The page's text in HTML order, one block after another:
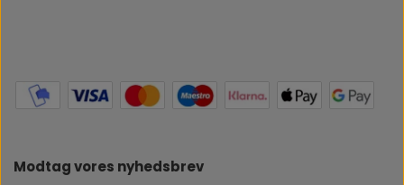
Modtag vores nyhedsbrev